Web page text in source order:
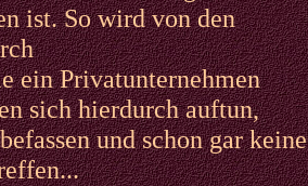
ist. So wird von den
ein Privatunternehmen
sich hierdurch auftun,
und schon gar keine